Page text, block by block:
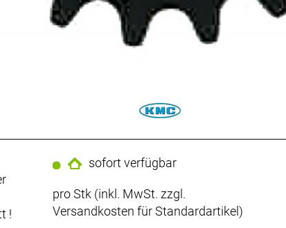
!
sofort verfügbar
pro Stk (inkl. MwSt. zzgl.
Versandkosten für Standardartikel)